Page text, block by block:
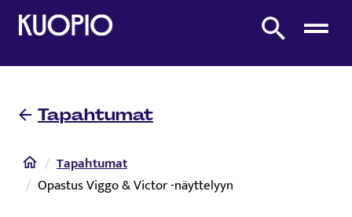
Etusivulle
Etsi sivustolta
Tapahtumat
Etusivu
Tapahtumat
Opastus Viggo & Victor -näyttelyyn